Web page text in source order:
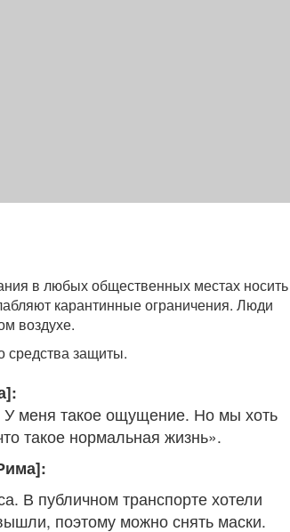
в любых общественных местах носить
карантинные ограничения. Люди
воздухе.
средства защиты.
меня такое ощущение. Но мы хоть
такое нормальная жизнь».
В публичном транспорте хотели
поэтому можно снять маски.